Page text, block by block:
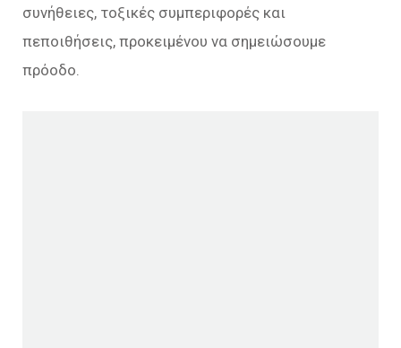
συνήθειες, τοξικές συμπεριφορές και
πεποιθήσεις, προκειμένου να σημειώσουμε
πρόοδο.